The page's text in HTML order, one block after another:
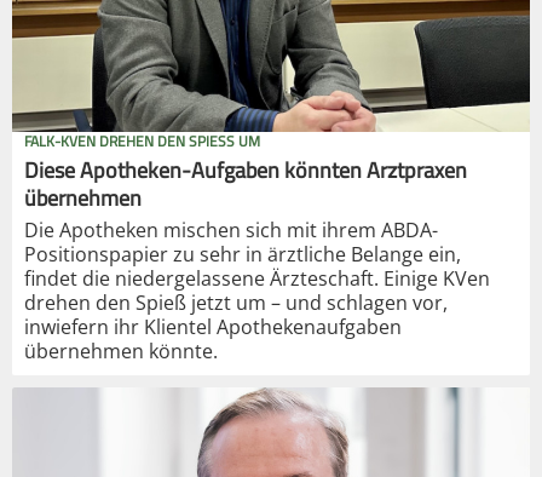
FALK-KVEN DREHEN DEN SPIESS UM
Diese Apotheken-Aufgaben könnten Arztpraxen
übernehmen
Die Apotheken mischen sich mit ihrem ABDA-
Positionspapier zu sehr in ärztliche Belange ein,
findet die niedergelassene Ärzteschaft. Einige KVen
drehen den Spieß jetzt um – und schlagen vor,
inwiefern ihr Klientel Apothekenaufgaben
übernehmen könnte.